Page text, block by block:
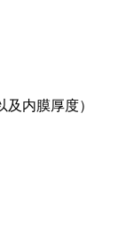
内膜厚度）